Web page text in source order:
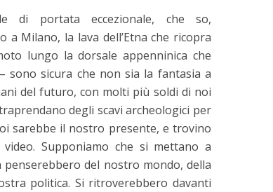
di portata eccezionale, che so,
a Milano, la lava dell’Etna che ricopra
lungo la dorsale appenninica che
sono sicura che non sia la fantasia a
del futuro, con molti più soldi di noi
degli scavi archeologici per
sarebbe il nostro presente, e trovino
Supponiamo che si mettano a
penserebbero del nostro mondo, della
politica. Si ritroverebbero davanti